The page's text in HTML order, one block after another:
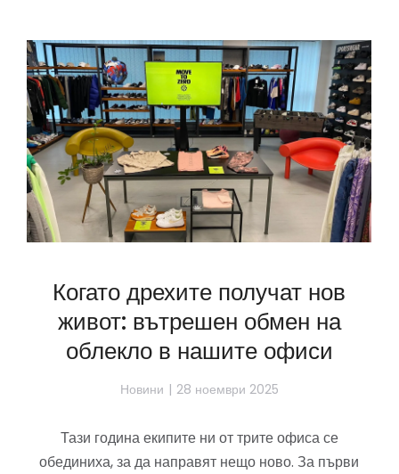
Когато дрехите получат нов
живот: вътрешен обмен на
облекло в нашите офиси
Новини 28 ноември 2025
Тази година екипите ни от трите офиса се
обединиха, за да направят нещо ново. За първи